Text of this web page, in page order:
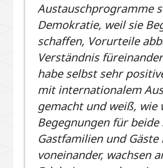
Austauschprogramme
Demokratie, weil sie
schaffen, Vorurteile
Verständnis
habe selbst sehr
mit internationalem
gemacht und weiß, wie
Begegnungen für beide
Gastfamilien und Gäste
voneinander, wachsen